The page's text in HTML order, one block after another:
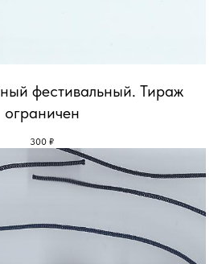
фестивальный. Тираж
ограничен
300 ₽